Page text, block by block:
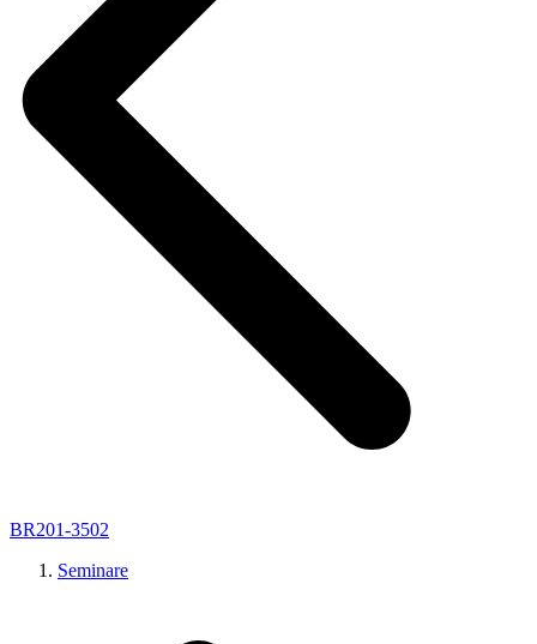
BR201-3502
Seminare